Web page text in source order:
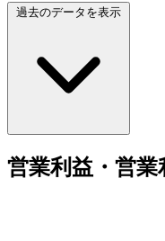
過去のデータを表示
営業利益・営